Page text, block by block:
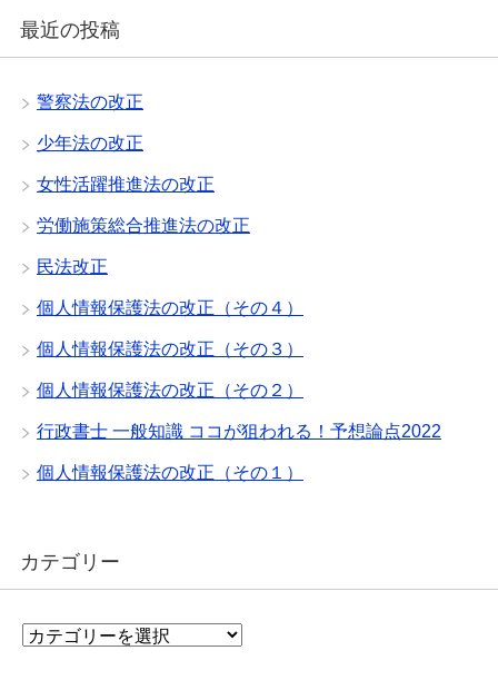
最近の投稿
警察法の改正
少年法の改正
女性活躍推進法の改正
労働施策総合推進法の改正
民法改正
個人情報保護法の改正（その４）
個人情報保護法の改正（その３）
個人情報保護法の改正（その２）
行政書士 一般知識 ココが狙われる！予想論点2022
個人情報保護法の改正（その１）
カテゴリー
カ